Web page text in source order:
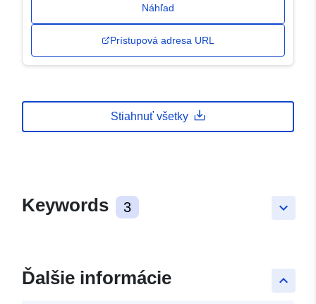
Náhľad
Prístupová adresa URL
Stiahnuť všetky
keyboard_arrow_down
Keywords 3
keyboard_arrow_up
Ďalšie informácie